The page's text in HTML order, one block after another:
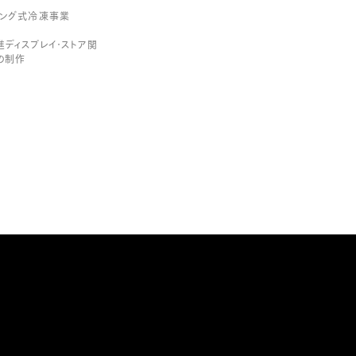
グ式冷凍事業
ィスプレイ・ストア関
制作